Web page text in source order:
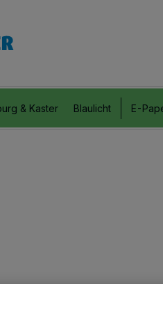
& Kaster Blaulicht E-